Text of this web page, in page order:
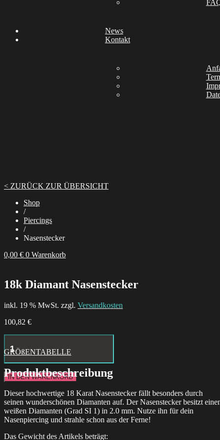
News
Kontakt
< ZURÜCK ZUR ÜBERSICHT
Shop
/
Piercings
/
Nasenstecker
0,00 € 0 Warenkorb
18k Diamant Nasenstecker
inkl. 19 % MwSt. zzgl. Versandkosten
100,82 €
Little
Moth
Hoops
Menge
IN DEN WARENKORB
GRÖßENTABELLE
Produktbeschreibung
Dieser hochwertige 18 Karat Nasenstecker fällt besonders durch
seinen wunderschönen Diamanten auf. Der Nasenstecker besitzt
weißen Diamanten (Grad SI 1) in 2.0 mm. Nutze ihn für dein
Nasenpiercing und strahle schon aus der Ferne!
Das Gewicht des Artikels beträgt: